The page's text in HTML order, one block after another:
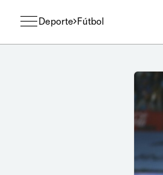
Deporte Fútbol